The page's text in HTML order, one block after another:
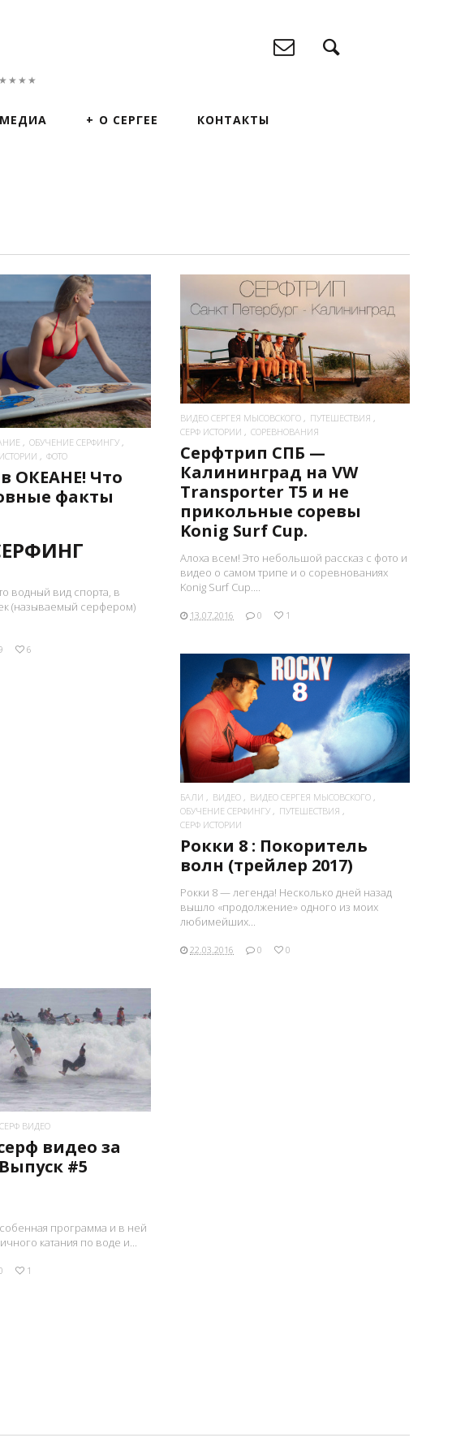
МЕДИА О СЕРГЕЕ КОНТАКТЫ
ОБУЧЕНИЕ СЕРФИНГУ
ФОТО
ОКЕАНЕ! Что
факты
водный вид спорта, в
(называемый серфером)
6
ПОСМОТРЕТЬ
ВИДЕО СЕРГЕЯ МЫСОВСКОГО
ПУТЕШЕСТВИЯ
СЕРФ ИСТОРИИ
СОРЕВНОВАНИЯ
Серфтрип СПБ —
Калининград на VW
Transporter T5 и не
прикольные соревы
Konig Surf Cup.
Алоха всем! Это небольшой рассказ c фото и
видео о самом трипе и о соревнованиях
Konig Surf Cup....
13.07.2016 0 1
ПОСМОТРЕТЬ
БАЛИ ВИДЕО
ВИДЕО СЕРГЕЯ МЫСОВСКОГО
ОБУЧЕНИЕ СЕРФИНГУ
ПУТЕШЕСТВИЯ
СЕРФ ИСТОРИИ
Рокки 8 : Покоритель
волн (трейлер 2017)
Рокки 8 — легенда! Несколько дней назад
вышло «продолжение» одного из моих
любимейших...
22.03.2016 0 0
ВИДЕО
видео за
#5
программа и в ней
катания по воде и...
1